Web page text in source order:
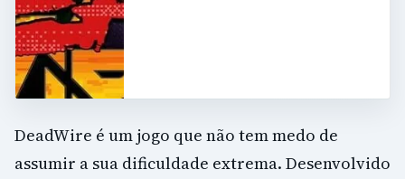
DeadWire é um jogo que não tem medo de
assumir a sua dificuldade extrema. Desenvolvido